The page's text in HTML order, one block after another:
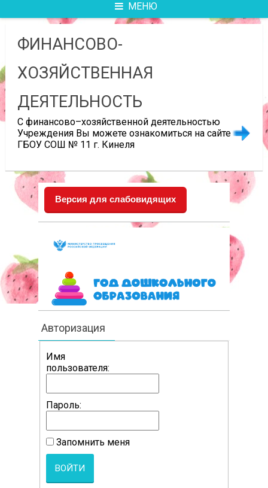
МЕНЮ
ФИНАНСОВО-
ХОЗЯЙСТВЕННАЯ
ДЕЯТЕЛЬНОСТЬ
С финансово–хозяйственной деятельностью
Учреждения Вы можете ознакомиться на сайте
ГБОУ СОШ № 11 г. Кинеля
Версия для слабовидящих
Авторизация
Имя
пользователя:
Пароль:
Запомнить меня
ВОЙТИ